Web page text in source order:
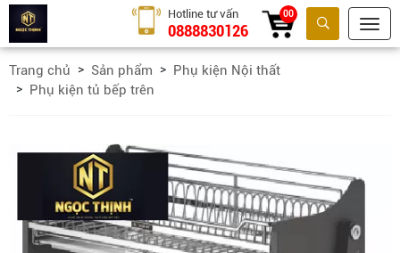
Tìm kiếm
Hotline tư vấn
0888830126
00
Trang chủ Sản phẩm
Phụ kiện Nội thất
Phụ kiện tủ bếp trên